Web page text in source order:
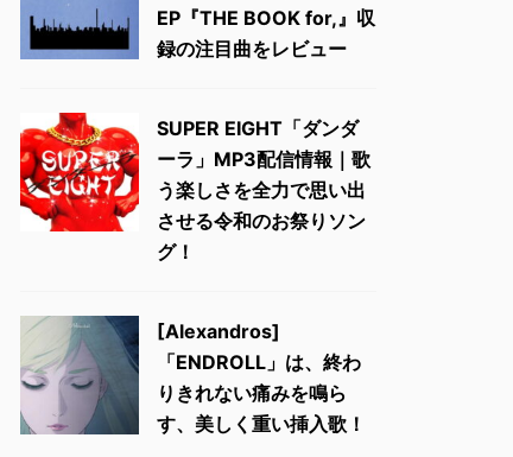
EP『THE BOOK for,』収
録の注目曲をレビュー
SUPER EIGHT「ダンダ
ーラ」MP3配信情報｜歌
う楽しさを全力で思い出
させる令和のお祭りソン
グ！
[Alexandros]
「ENDROLL」は、終わ
りきれない痛みを鳴ら
す、美しく重い挿入歌！